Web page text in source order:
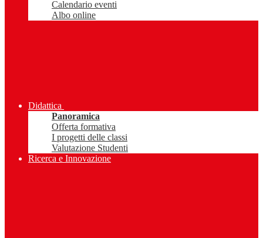
Calendario eventi
Albo online
Didattica
Panoramica
Offerta formativa
I progetti delle classi
Valutazione Studenti
Ricerca e Innovazione